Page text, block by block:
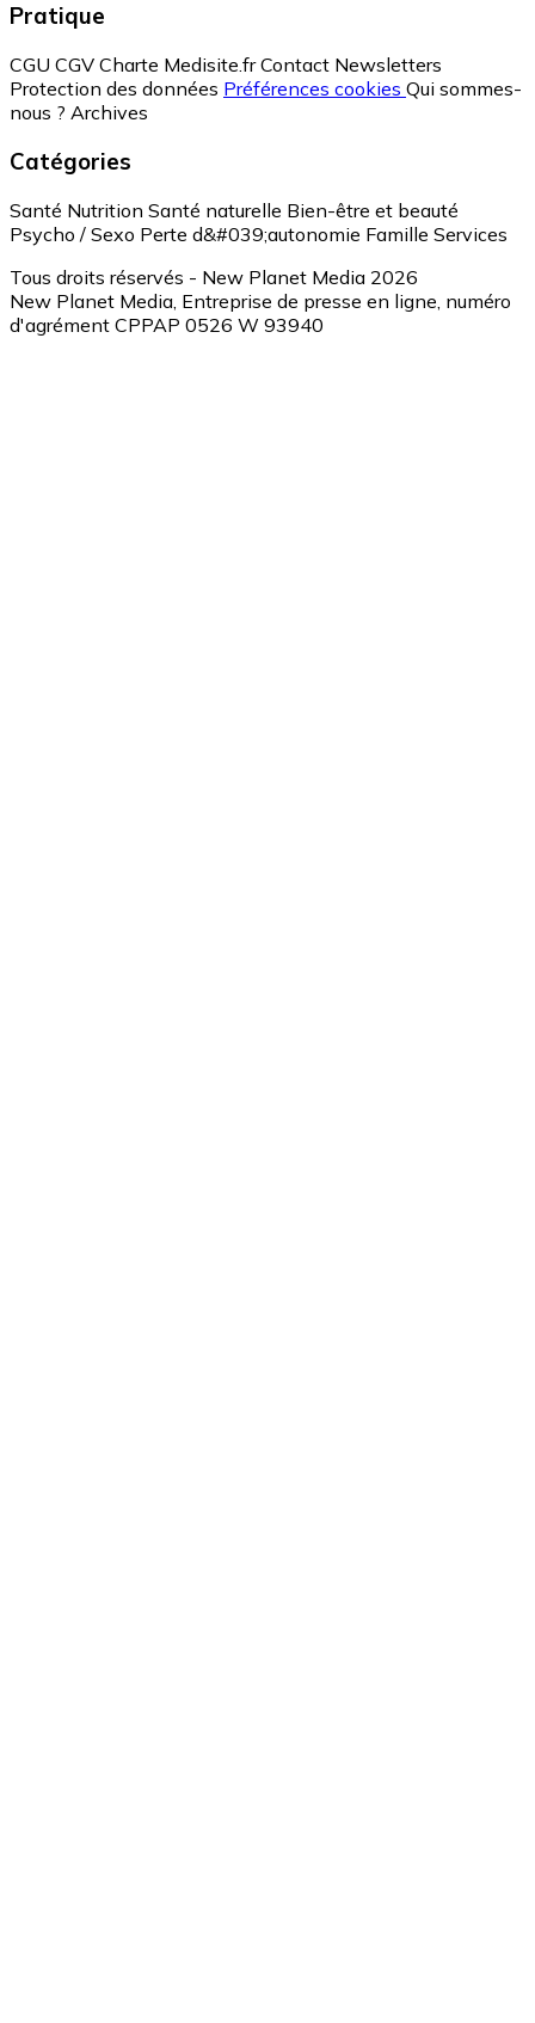
Pratique
CGU CGV Charte Medisite.fr Contact Newsletters
Protection des données Préférences cookies Qui sommes-
nous ? Archives
Catégories
Santé Nutrition Santé naturelle Bien-être et beauté
Psycho / Sexo Perte d&#039;autonomie Famille Services
Tous droits réservés - New Planet Media 2026
New Planet Media, Entreprise de presse en ligne, numéro
d'agrément CPPAP 0526 W 93940